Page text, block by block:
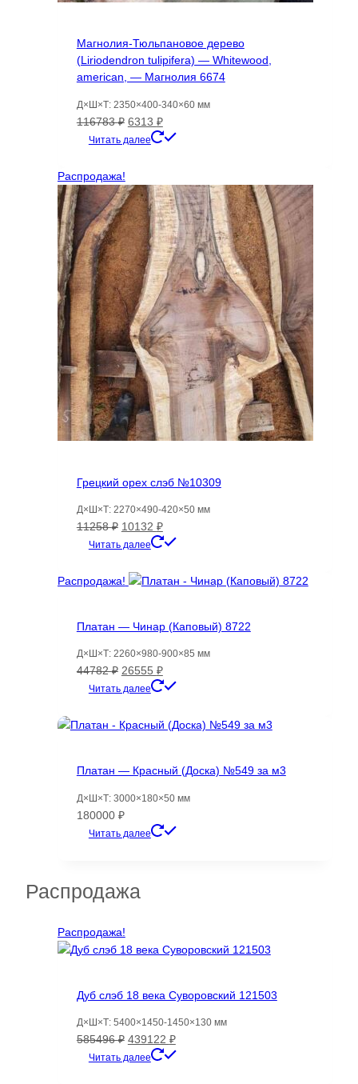
Магнолия-Тюльпановое дерево
(Liriodendron tulipifera) — Whitewood,
american, — Магнолия 6674
Д×Ш×Т: 2350×400-340×60 мм
116783₽ Первоначальная
цена
6313 ₽Текущая
цена:
Читать далее
Распродажа!
Грецкий орех слэб №10309
Д×Ш×Т: 2270×490-420×50 мм
11258₽ Первоначальная
цена
11258 ₽.
10132 ₽Текущая
цена:
Читать далее
Распродажа!
Платан — Чинар (Каповый) 8722
Д×Ш×Т: 2260×980-900×85 мм
44782₽ Первоначальная
цена
44782 ₽.
26555 ₽Текущая
цена:
Читать далее
Платан — Красный (Доска) №549 за м3
Д×Ш×Т: 3000×180×50 мм
180000 ₽
Читать далее
Распродажа
Распродажа!
Дуб слэб 18 века Суворовский 121503
Д×Ш×Т: 5400×1450-1450×130 мм
585496₽ Первоначальная
цена
439122 ₽Текущая
цена:
Читать далее